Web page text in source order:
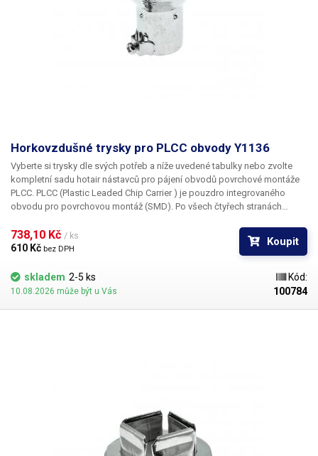
Horkovzdušné trysky pro PLCC obvody Y1136
Vyberte si trysky dle svých potřeb a níže uvedené tabulky nebo zvolte
kompletní sadu hotair nástavců pro pájení obvodů povrchové montáže
PLCC. PLCC (Plastic Leaded Chip Carrier ) je pouzdro integrovaného
obvodu pro povrchovou montáž (SMD). Po všech čtyřech stranách
patice nebo přímé letování na plošný spoj. Tryska Y1136 je určena pro
pouzdro PLCC o rozměru 20 x 20 mm
738,10 Kč / ks
610 Kč bez DPH
Koupit
skladem 2-5 ks
10.08.2026 může být u Vás
Kód:
100784